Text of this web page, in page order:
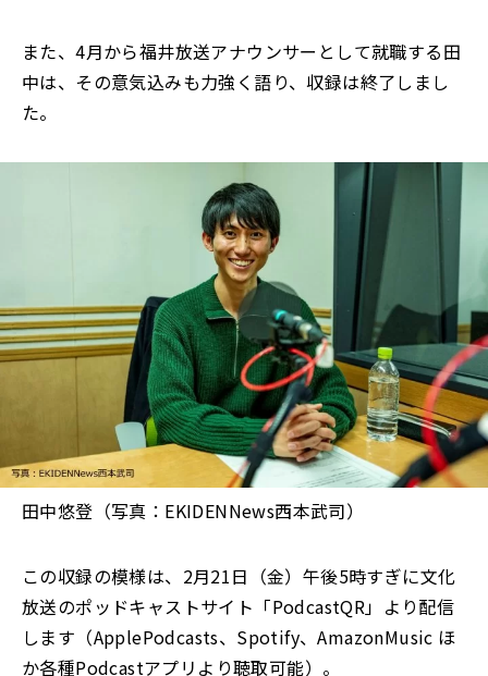
また、4月から福井放送アナウンサーとして就職する田
中は、その意気込みも力強く語り、収録は終了しまし
た。
田中悠登（写真：EKIDENNews西本武司）
この収録の模様は、2月21日（金）午後5時すぎに文化
放送のポッドキャストサイト「PodcastQR」より配信
します（ApplePodcasts、Spotify、AmazonMusic ほ
か各種Podcastアプリより聴取可能）。